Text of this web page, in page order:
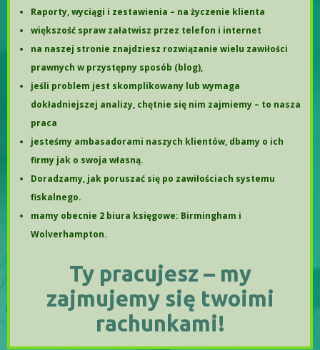
Raporty, wyciągi i zestawienia – na życzenie klienta
większość spraw załatwisz przez telefon i internet
na naszej stronie znajdziesz rozwiązanie wielu zawiłości
prawnych w przystępny sposób (blog),
jeśli problem jest skomplikowany lub wymaga
dokładniejszej analizy, chętnie się nim zajmiemy – to nasza
praca
jesteśmy ambasadorami naszych klientów, dbamy o ich
firmy jak o swoja własną.
Doradzamy, jak poruszać się po zawiłościach systemu
fiskalnego.
mamy obecnie 2 biura księgowe: Birmingham i
Wolverhampton.
Ty pracujesz – my
zajmujemy się twoimi
rachunkami!